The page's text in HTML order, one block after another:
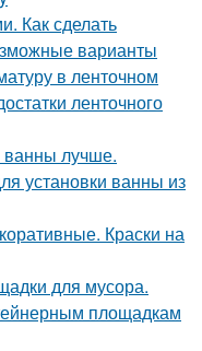
Как сделать
варианты
в ленточном
ленточного
ванны лучше.
установки ванны из
Краски на
для мусора.
площадкам